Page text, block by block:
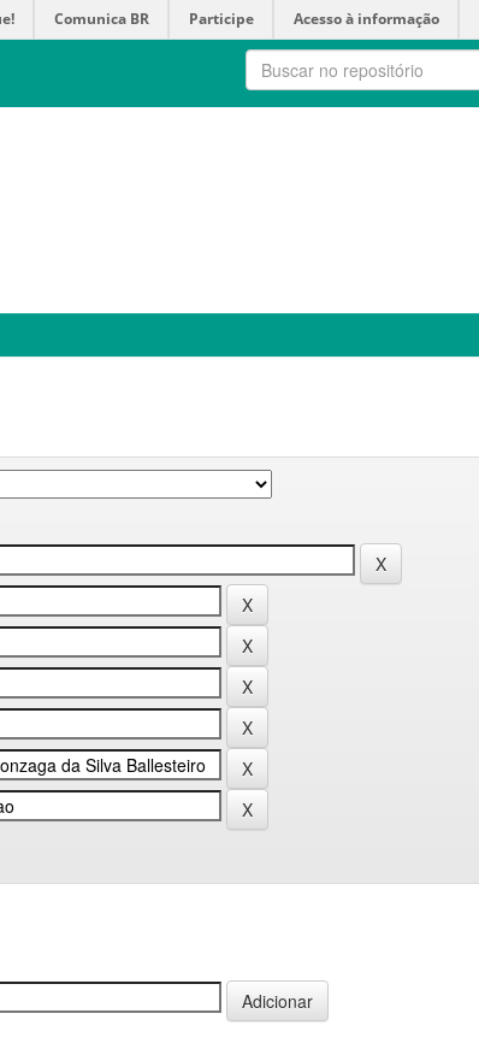
Comunica BR Participe Acesso à informação